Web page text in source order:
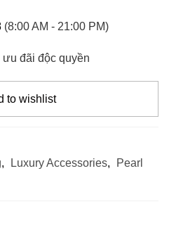
(8:00 AM - 21:00 PM)
ưu đãi độc quyền
to wishlist
, Luxury Accessories,
Pearl